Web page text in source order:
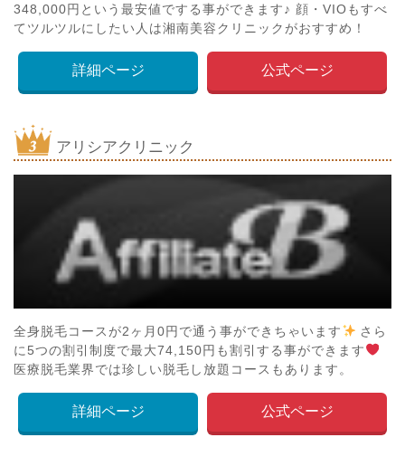
348,000円という最安値でする事ができます♪ 顔・VIOもすべ
てツルツルにしたい人は湘南美容クリニックがおすすめ！
詳細ページ 公式ページ
アリシアクリニック
全身脱毛コースが2ヶ月0円で通う事ができちゃいます
さら
に5つの割引制度で最大74,150円も割引する事ができます
医療脱毛業界では珍しい脱毛し放題コースもあります。
詳細ページ 公式ページ